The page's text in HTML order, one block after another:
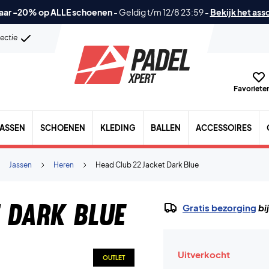
-20% op ALLE schoenen- Geldig t/m 12/8 23:59- Bekijk het
SCHOENEN KLEDING BALLEN ACCESSOIRES
Head Club 22 Jacket Dark Blue
Heren
Jassen
Blue
OUTLET
Gratis bezorging
Uitverkocht